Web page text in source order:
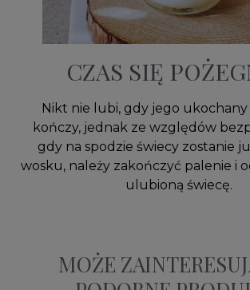
CZAS SIĘ
Nikt nie lubi, gdy jego ukochany
kończy, jednak ze względów
gdy na spodzie świecy zostanie
wosku, należy zakończyć palenie i
ulubioną świecę.
MOŻE